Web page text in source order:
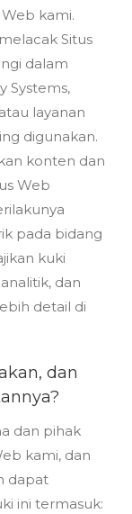
kami.
Situs
dalam
Systems,
layanan
digunakan.
konten dan
Web
pada bidang
kuki
dan
detail di
dan
dan pihak
kami, dan
dapat
ini termasuk: